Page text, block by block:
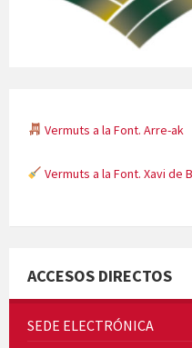
Vermuts a la Font. Arre-ak
Vermuts a la Font. Xavi de
ACCESOS DIRECTOS
SEDE ELECTRÓNICA